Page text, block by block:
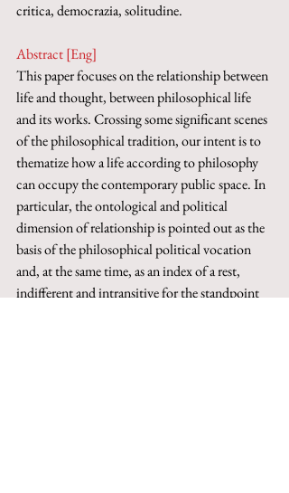
critica, democrazia, solitudine.
Abstract [Eng]
This paper focuses on the relationship between
life and thought, between philosophical life
and its works. Crossing some significant scenes
of the philosophical tradition, our intent is to
thematize how a life according to philosophy
can occupy the contemporary public space. In
particular, the ontological and political
dimension of relationship is pointed out as the
basis of the philosophical political vocation
and, at the same time, as an index of a rest,
indifferent and intransitive for the standpoint